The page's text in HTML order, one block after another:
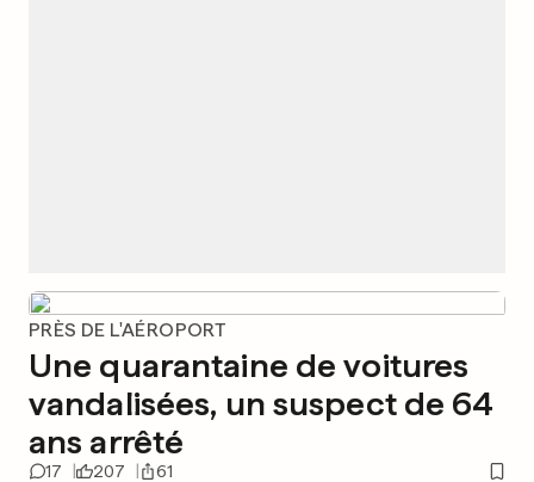
PRÈS DE L'AÉROPORT
Une quarantaine de voitures
vandalisées, un suspect de 64
ans arrêté
17 207 61